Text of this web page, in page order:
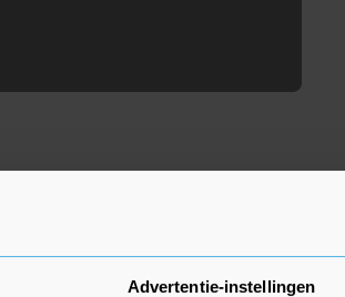
Advertentie-instellingen